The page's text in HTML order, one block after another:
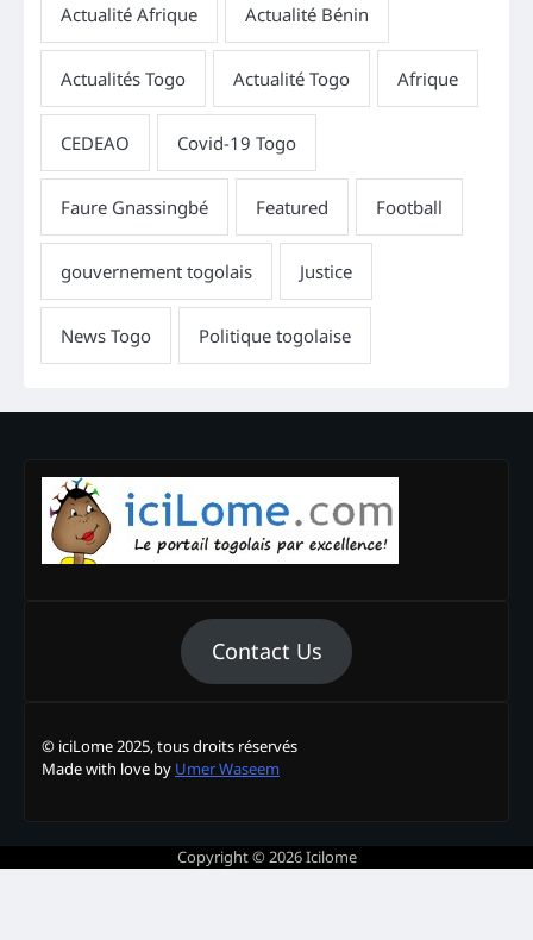
Contact Us
© iciLome 2025, tous droits réservés
Made with love by Umer Waseem
Copyright © 2026Icilome